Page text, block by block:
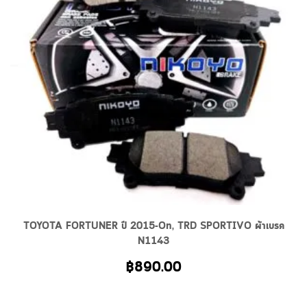
TOYOTA FORTUNER ปี 2015-On, TRD SPORTIVO ผ้าเบรค
N1143
฿890.00